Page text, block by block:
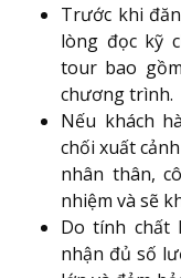
Trước khi
lòng đọc kỹ
tour bao
chương trình.
Nếu khách
chối xuất
nhân thân,
nhiệm và sẽ
Do tính chất
nhận đủ số